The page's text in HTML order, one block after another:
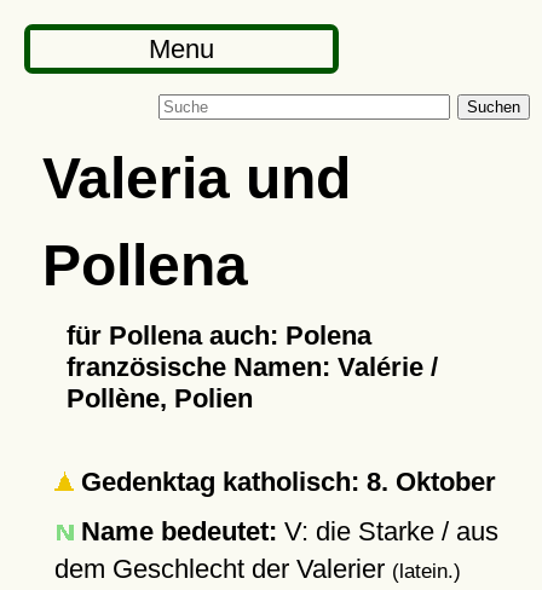
Menu
Suchen
Valeria und
Pollena
für Pollena auch: Polena
französische Namen: Valérie /
Pollène, Polien
Gedenktag katholisch: 8. Oktober
Name bedeutet: V: die Starke / aus
dem Geschlecht der Valerier (latein.)